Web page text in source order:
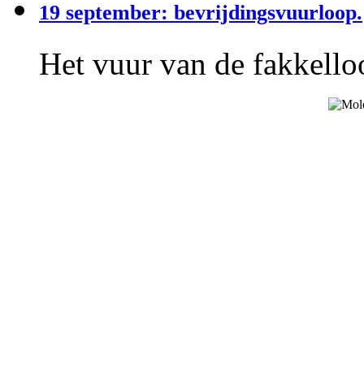
19 september: bevrijdingsvuurloop.
Het vuur van de